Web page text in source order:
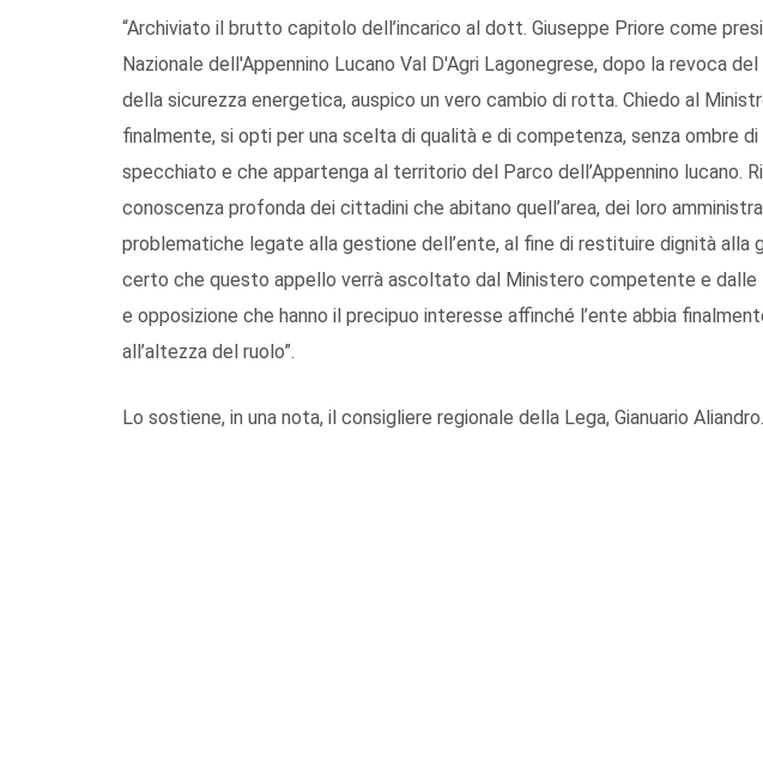
“Archiviato il brutto capitolo dell’incarico al dott. Giuseppe Priore come
Nazionale dell'Appennino Lucano Val D'Agri Lagonegrese, dopo la revoca
della sicurezza energetica, auspico un vero cambio di rotta. Chiedo al
finalmente, si opti per una scelta di qualità e di competenza, senza ombre
specchiato e che appartenga al territorio del Parco dell’Appennino lucano.
conoscenza profonda dei cittadini che abitano quell’area, dei loro
problematiche legate alla gestione dell’ente, al fine di restituire dignità alla
certo che questo appello verrà ascoltato dal Ministero competente e dalle
e opposizione che hanno il precipuo interesse affinché l’ente abbia
all’altezza del ruolo”.
Lo sostiene, in una nota, il consigliere regionale della Lega, Gianuario Aliandro.